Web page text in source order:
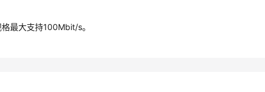
最大支持100Mbit/s。